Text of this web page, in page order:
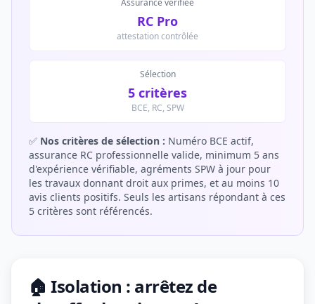
Assurance vérifiée
RC Pro
attestation contrôlée
Sélection
5 critères
BCE, RC, SPW
✅ Nos critères de sélection : Numéro BCE actif,
assurance RC professionnelle valide, minimum 5 ans
d'expérience vérifiable, agréments SPW à jour pour
les travaux donnant droit aux primes, et au moins 10
avis clients positifs. Seuls les artisans répondant à ces
5 critères sont référencés.
🏠 Isolation : arrêtez de